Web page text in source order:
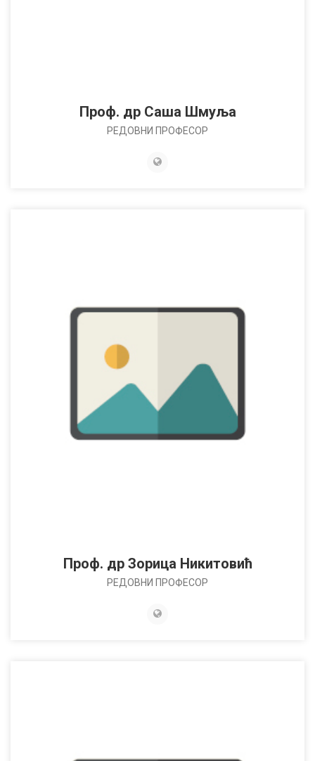
Проф. др Саша Шмуља
РЕДОВНИ ПРОФЕСОР
Проф. др Зорица Никитовић
РЕДОВНИ ПРОФЕСОР